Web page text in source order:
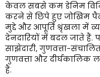
केवल सबसे कम डेनिम
करने से छिपे हुए जोखिम
मुद्दे और आपूर्ति श्रृंखला में
देनदारियों में बदल जाते हैं.
साझेदारी, गुणवत्ता-
गुणवत्ता और दीर्घकालिक
है.